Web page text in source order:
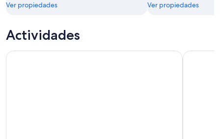
Ver propiedades
Ver propiedades
Actividades
Entrada al Museo Lindt Casa del Chocolate Tour